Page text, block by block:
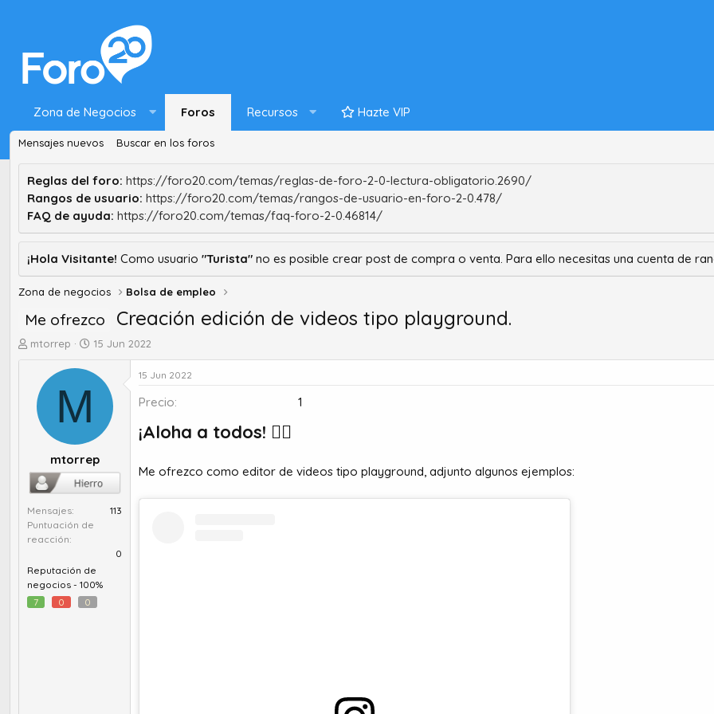
Zona de Negocios Foros Recursos Hazte VIP
Mensajes nuevos Buscar en los foros
Reglas del foro: https://foro20.com/temas/reglas-de-foro-2-0-lectura-obligatorio.2690/
Rangos de usuario: https://foro20.com/temas/rangos-de-usuario-en-foro-2-0.478/
FAQ de ayuda: https://foro20.com/temas/faq-foro-2-0.46814/
¡Hola Visitante! Como usuario "Turista" no es posible crear post de compra o venta. Para ello necesitas una cuenta de
Zona de negocios Bolsa de empleo
Me ofrezco Creación edición de videos tipo playground.
A
m
a
mtorrep
F
c
e
n
i
c
o
15 Jun 2022
M
mtorrep
Mensajes
113
Puntuación de
reacción
0
Reputación de
negocios - 100%
7
0 0
15 Jun 2022
Precio 1
¡Aloha a todos! 🙋‍♂️
Me ofrezco como editor de videos tipo playground, adjunto algunos ejemplos: